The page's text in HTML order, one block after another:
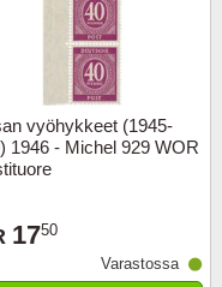
vyöhykkeet (1945-
1946 - Michel 929 WOR
1750
Varastossa